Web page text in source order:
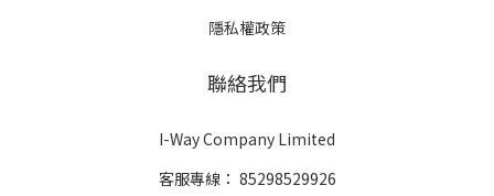
隱私權政策
聯絡我們
I-Way Company Limited
客服專線： 85298529926